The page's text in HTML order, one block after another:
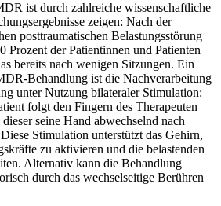
ist durch zahlreiche wissenschaftliche
zeigen: Nach der
posttraumatischen Belastungsstörung
der Patientinnen und Patienten
bereits nach wenigen Sitzungen. Ein
Behandlung ist die Nachverarbeitung
unter Nutzung bilateraler Stimulation:
folgt den Fingern des Therapeuten
seine Hand abwechselnd nach
Stimulation unterstützt das Gehirn,
zu aktivieren und die belastenden
Alternativ kann die Behandlung
durch das wechselseitige Berühren